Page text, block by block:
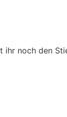
ihr noch den